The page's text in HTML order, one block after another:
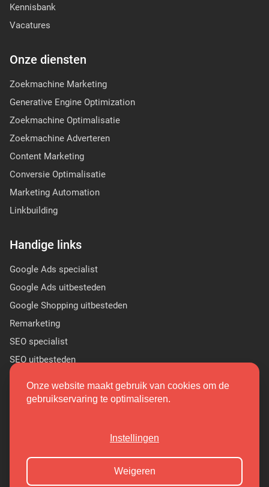
Kennisbank
Vacatures
Onze diensten
Zoekmachine Marketing
Generative Engine Optimization
Zoekmachine Optimalisatie
Zoekmachine Adverteren
Content Marketing
Conversie Optimalisatie
Marketing Automation
Linkbuilding
Handige links
Google Ads specialist
Google Ads uitbesteden
Google Shopping uitbesteden
Remarketing
SEO specialist
SEO uitbesteden
PR linkbuilding
(9.7/10)
Copyright 2026 Markant Internet
Cookieoverzicht
Onze website maakt gebruik van cookies om de
gebruikservaring te optimaliseren.
Instellingen
Weigeren